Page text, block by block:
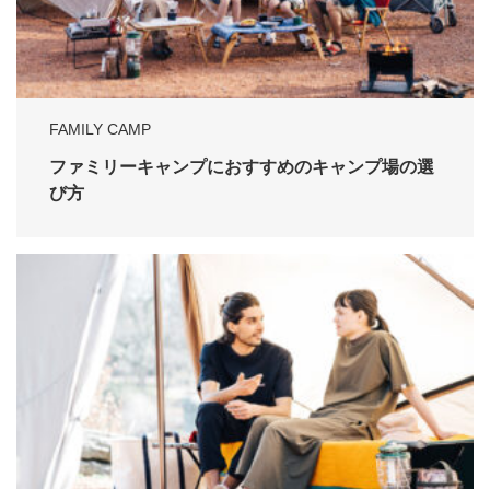
FAMILY CAMP
ファミリーキャンプにおすすめのキャンプ場の選
び方